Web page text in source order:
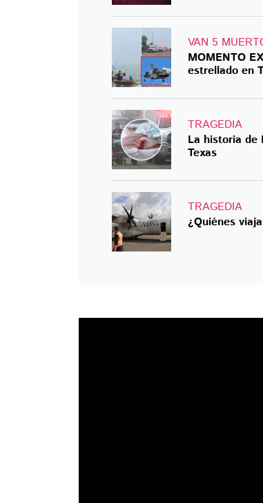
VAN 5
MOMENTO
estrellado en
TRAGEDIA
La historia de
Texas
TRAGEDIA
¿Quiénes